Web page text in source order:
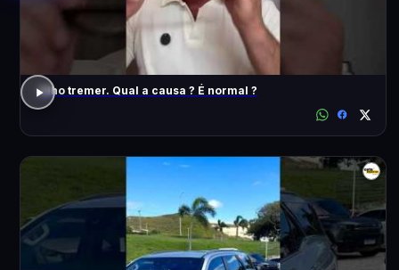
Olho tremer. Qual a causa ? É normal ?